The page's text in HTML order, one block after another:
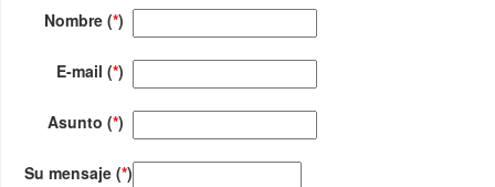
Nombre (*)
E-mail (*)
Asunto (*)
Su mensaje (*)